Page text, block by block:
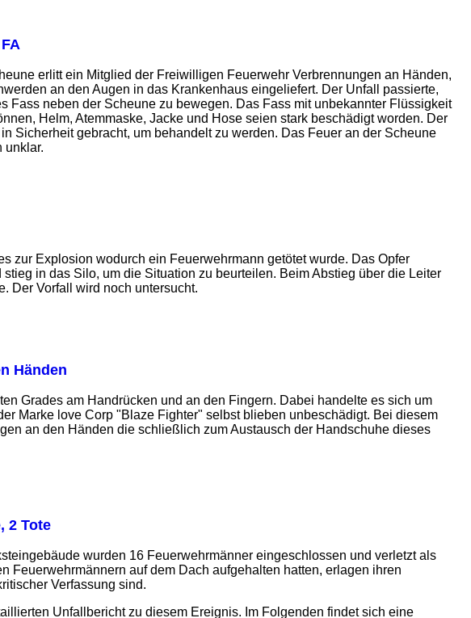
erlitt ein Mitglied der Freiwilligen Feuerwehr Verbrennungen an Händen,
an den Augen in das Krankenhaus eingeliefert. Der Unfall passierte,
Fass neben der Scheune zu bewegen. Das Fass mit unbekannter Flüssigkeit
Helm, Atemmaske, Jacke und Hose seien stark beschädigt worden. Der
Sicherheit gebracht, um behandelt zu werden. Das Feuer an der Scheune
unklar.
zur Explosion wodurch ein Feuerwehrmann getötet wurde. Das Opfer
in das Silo, um die Situation zu beurteilen. Beim Abstieg über die Leiter
Der Vorfall wird noch untersucht.
Händen
Grades am Handrücken und an den Fingern. Dabei handelte es sich um
Marke love Corp "Blaze Fighter" selbst blieben unbeschädigt. Bei diesem
an den Händen die schließlich zum Austausch der Handschuhe dieses
2 Tote
wurden 16 Feuerwehrmänner eingeschlossen und verletzt als
Feuerwehrmännern auf dem Dach aufgehalten hatten, erlagen ihren
Verfassung sind.
Unfallbericht zu diesem Ereignis. Im Folgenden findet sich eine